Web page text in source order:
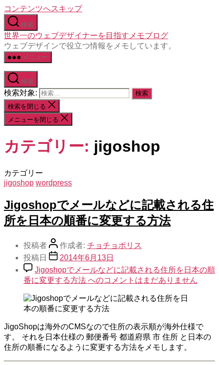
コンテンツへスキップ
検索
世界一のウェブデザイナーを目指すメモブログ
ウェブデザインで役立つ情報をメモしています。
メニュー
検索
検索対象:
検索を閉じる
メニューを閉じる
カテゴリー: jigoshop
カテゴリー
jigoshop wordpress
Jigoshopでメールなどに記載される住
所を日本の順番に変更する方法
投稿者 作成者: チョチョポリス
投稿日
2014年6月13日
Jigoshopでメールなどに記載される住所を日本の順
番に変更する方法 へのコメントはまだありません
JigoShopは海外のCMSなので住所の表示順が海外仕様で
す。 それを日本仕様の 郵便番号 都道府県 市 住所 と日本の
住所の順番になるように変更する方法をメモします。